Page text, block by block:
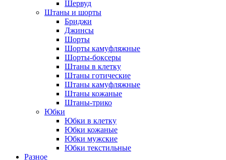
Шервуд
Штаны и шорты
Бриджи
Джинсы
Шорты
Шорты камуфляжные
Шорты-боксеры
Штаны в клетку
Штаны готические
Штаны камуфляжные
Штаны кожаные
Штаны-трико
Юбки
Юбки в клетку
Юбки кожаные
Юбки мужские
Юбки текстильные
Разное